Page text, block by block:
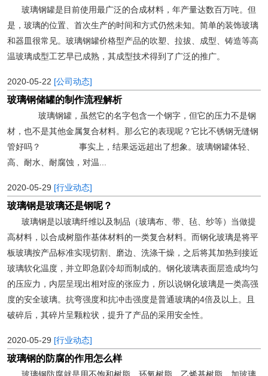
玻璃钢罐是目前使用最广泛的合成材料，年产量达数百万吨。但
是，玻璃的位置、首次生产的时间和方式仍然未知。简单的装饰玻璃
和器皿很常见。玻璃钢罐价格型产品的吹塑、拉拔、成型、铸造等高
温玻璃成型工艺早已成熟，其成型技术得到了广泛的推广。
2020-05-22 [公司动态]
玻璃钢储罐的制作流程解析
玻璃钢罐，虽然它的名字包含一个钢字，但它的压力不是钢
材，也不是其他金属复合材料。那么它的表现呢？它比不锈钢无缝钢
管好吗？ 事实上，结果远远超出了想象。玻璃钢罐体轻、
高、耐水、耐腐蚀，对温...
2020-05-29 [行业动态]
玻璃钢是玻璃还是钢呢？
玻璃钢是以玻璃纤维以及制品（玻璃布、带、毡、纱等）当做提
高材料，以合成树脂作基体材料的一类复合材料。而钢化玻璃是将平
板玻璃按产品标准实现切割、磨边、洗涤干燥，之后将其加热到接近
玻璃软化温度，并立即急剧冷却而制成的。钢化玻璃表面层造成均匀
的压应力，内层呈现出相对应的张应力，所以说钢化玻璃是一类高强
度的安全玻璃。抗弯强度和抗冲击强度是普通玻璃的4倍及以上。且
破碎后，其碎片呈颗粒状，提升了产品的采用安全性。
2020-05-29 [行业动态]
玻璃钢的防腐的作用怎么样